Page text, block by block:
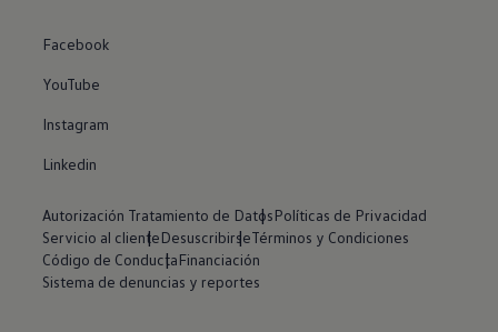
Facebook
YouTube
Instagram
Linkedin
Autorización Tratamiento de DatosPolíticas de Privacidad
Servicio al clienteDesuscribirseTérminos y Condiciones
Código de ConductaFinanciación
Sistema de denuncias y reportes